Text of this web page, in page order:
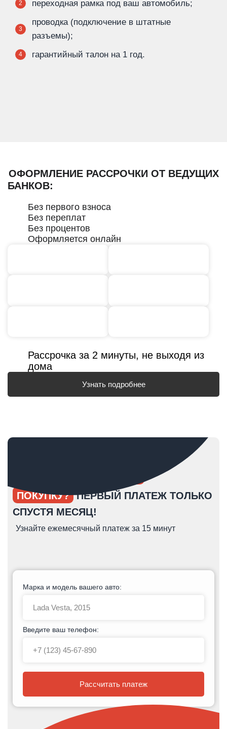
2 переходная рамка под ваш автомобиль;
3
проводка (подключение в штатные
разъемы);
4 гарантийный талон на 1 год.
ОФОРМЛЕНИЕ РАССРОЧКИ ОТ ВЕДУЩИХ
БАНКОВ:
Без первого взноса
Без переплат
Без процентов
Оформляется онлайн
Рассрочка за 2 минуты, не выходя из
дома
Узнать подробнее
ПОКУПКУ? ПЕРВЫЙ ПЛАТЕЖ ТОЛЬКО
СПУСТЯ МЕСЯЦ!
Узнайте ежемесячный платеж за 15 минут
Марка и модель вашего авто:
Введите ваш телефон:
Рассчитать платеж